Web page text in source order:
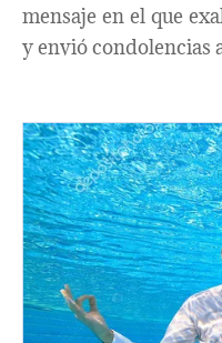
mensaje en el que
y envió condolencias